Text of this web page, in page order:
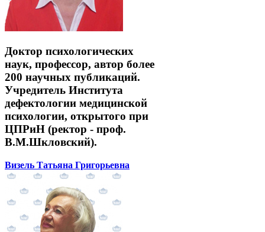
Доктор психологических
наук, профессор, автор более
200 научных публикаций.
Учредитель Института
дефектологии медицинской
психологии, открытого при
ЦПРиН (ректор - проф.
В.М.Шкловский).
Визель Татьяна Григорьевна